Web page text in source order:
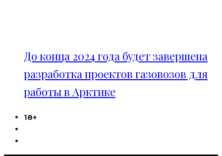
До конца 2024 года будет завершена
разработка проектов газовозов для
работы в Арктике
18+